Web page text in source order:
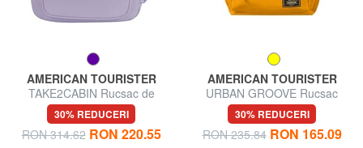
AMERICAN TOURISTER
TAKE2CABIN Rucsac de
călătorie, dimensiune cabină
30% REDUCERI
RON 314.62 RON 220.55
AMERICAN TOURISTER
URBAN GROOVE Rucsac
30% REDUCERI
RON 235.84 RON 165.09